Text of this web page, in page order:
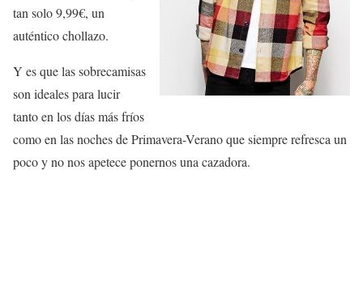
tan solo 9,99€, un
auténtico chollazo.
Y es que las sobrecamisas
son ideales para lucir
tanto en los días más fríos
como en las noches de Primavera-Verano que siempre refresca un
poco y no nos apetece ponernos una cazadora.